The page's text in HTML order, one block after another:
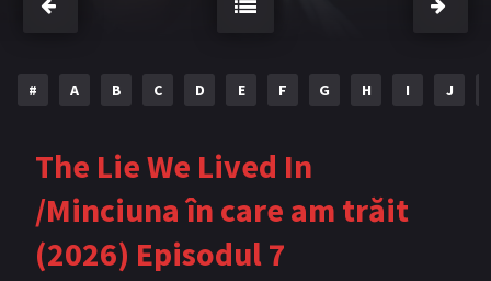
BLOG
Articole Cărți traduse
Muzică
# A B C D E F G H I J
The Lie We Lived In
/Minciuna în care am trăit
(2026) Episodul 7